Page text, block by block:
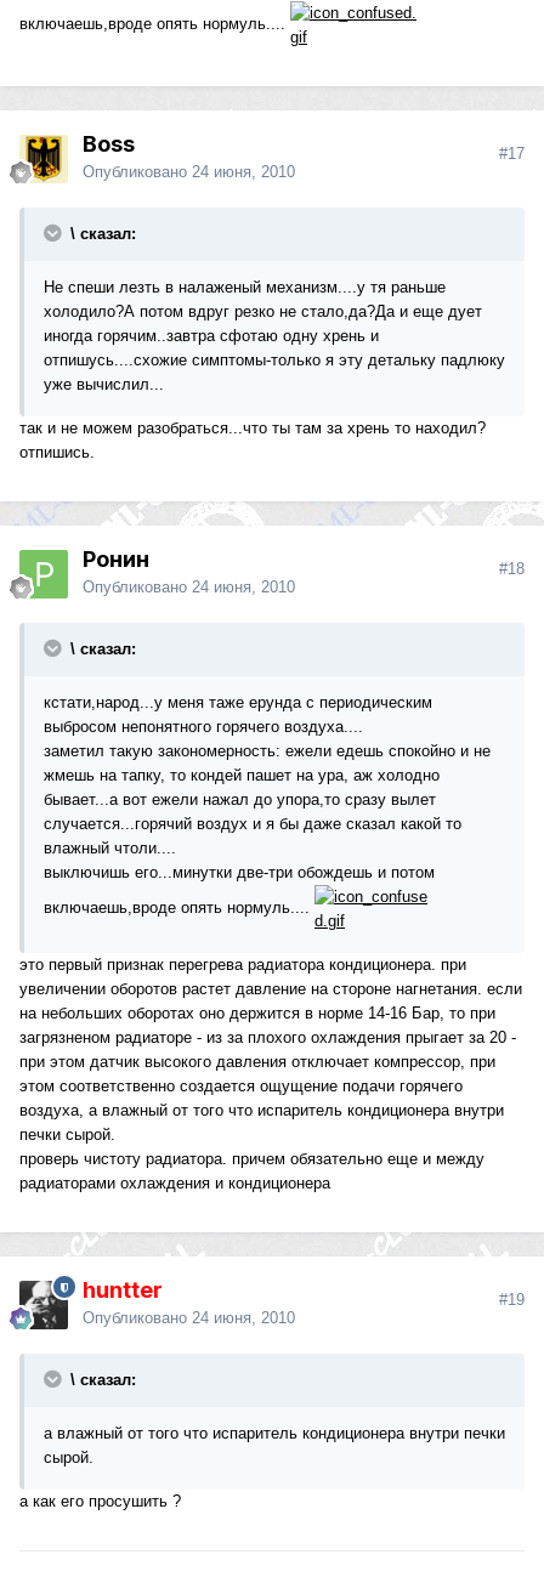
включаешь,вроде опять нормуль....
Boss
Опубликовано 24 июня, 2010
#17
\ сказал:
Не спеши лезть в налаженый механизм....у тя раньше
холодило?А потом вдруг резко не стало,да?Да и еще дует
иногда горячим..завтра сфотаю одну хрень и
отпишусь....схожие симптомы-только я эту детальку падлюку
уже вычислил...
так и не можем разобраться...что ты там за хрень то находил?
отпишись.
Ронин
Опубликовано 24 июня, 2010
#18
\ сказал:
кстати,народ...у меня таже ерунда с периодическим
выбросом непонятного горячего воздуха....
заметил такую закономерность: ежели едешь спокойно и не
жмешь на тапку, то кондей пашет на ура, аж холодно
бывает...а вот ежели нажал до упора,то сразу вылет
случается...горячий воздух и я бы даже сказал какой то
влажный чтоли....
выключишь его...минутки две-три обождешь и потом
включаешь,вроде опять нормуль....
это первый признак перегрева радиатора кондиционера. при
увеличении оборотов растет давление на стороне нагнетания. если
на небольших оборотах оно держится в норме 14-16 Бар, то при
загрязненом радиаторе - из за плохого охлаждения прыгает за 20 -
при этом датчик высокого давления отключает компрессор, при
этом соответственно создается ощущение подачи горячего
воздуха, а влажный от того что испаритель кондиционера внутри
печки сырой.
проверь чистоту радиатора. причем обязательно еще и между
радиаторами охлаждения и кондиционера
huntter
Опубликовано 24 июня, 2010
#19
\ сказал:
а влажный от того что испаритель кондиционера внутри печки
сырой.
а как его просушить ?